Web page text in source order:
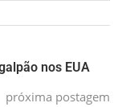
nos EUA
próxima postagem